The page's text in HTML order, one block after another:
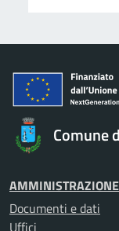
Comune
AMMINISTRAZIONE
Documenti e dati
Uffici